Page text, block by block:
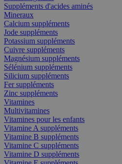
Suppléments d'acides aminés
Mineraux
Calcium suppléments
Jode suppléments
Potassium suppléments
Cuivre suppléments
Magnésium suppléments
Sélénium suppléments
Silicium suppléments
Fer suppléments
Zinc suppléments
Vitamines
Multivitamines
Vitamines pour les enfants
Vitamine A suppléments
Vitamine B suppléments
Vitamine C suppléments
Vitamine D suppléments